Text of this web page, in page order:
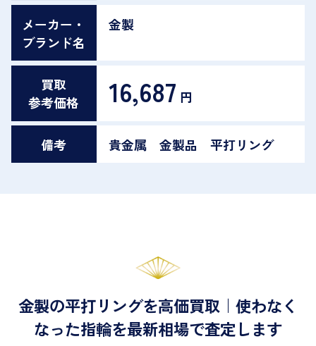
メーカー・
ブランド名
金製
買取
参考価格
16,687 円
備考 貴金属 金製品 平打リング
金製の平打リングを高価買取｜使わなく
なった指輪を最新相場で査定します